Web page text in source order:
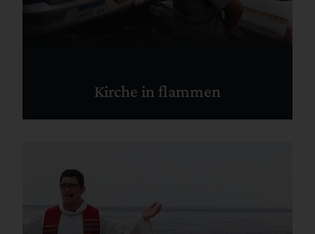
Kirche in flammen